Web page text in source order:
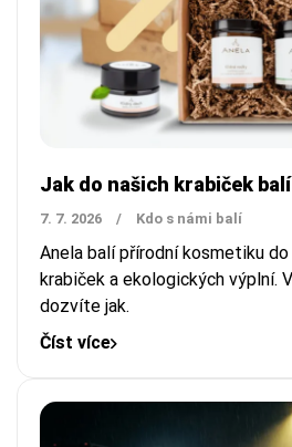
Jak do našich krabiček
7. 7. 2026 / Kdo s námi balí
Anela balí přírodní kosmetiku
krabiček a ekologických výplní.
dozvíte jak.
Číst více